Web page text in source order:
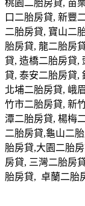
桃園二胎房貸, 苗
口二胎房貸, 新豐
二胎房貸, 寶山二
胎房貸, 龍二胎房
貸, 造橋二胎房貸,
貸, 泰安二胎房貸,
北埔二胎房貸, 峨
竹市二胎房貸, 新
潭二胎房貸, 楊梅
二胎房貸,龜山二
胎房貸,大園二胎
房貸, 三灣二胎房
胎房貸, 卓蘭二胎